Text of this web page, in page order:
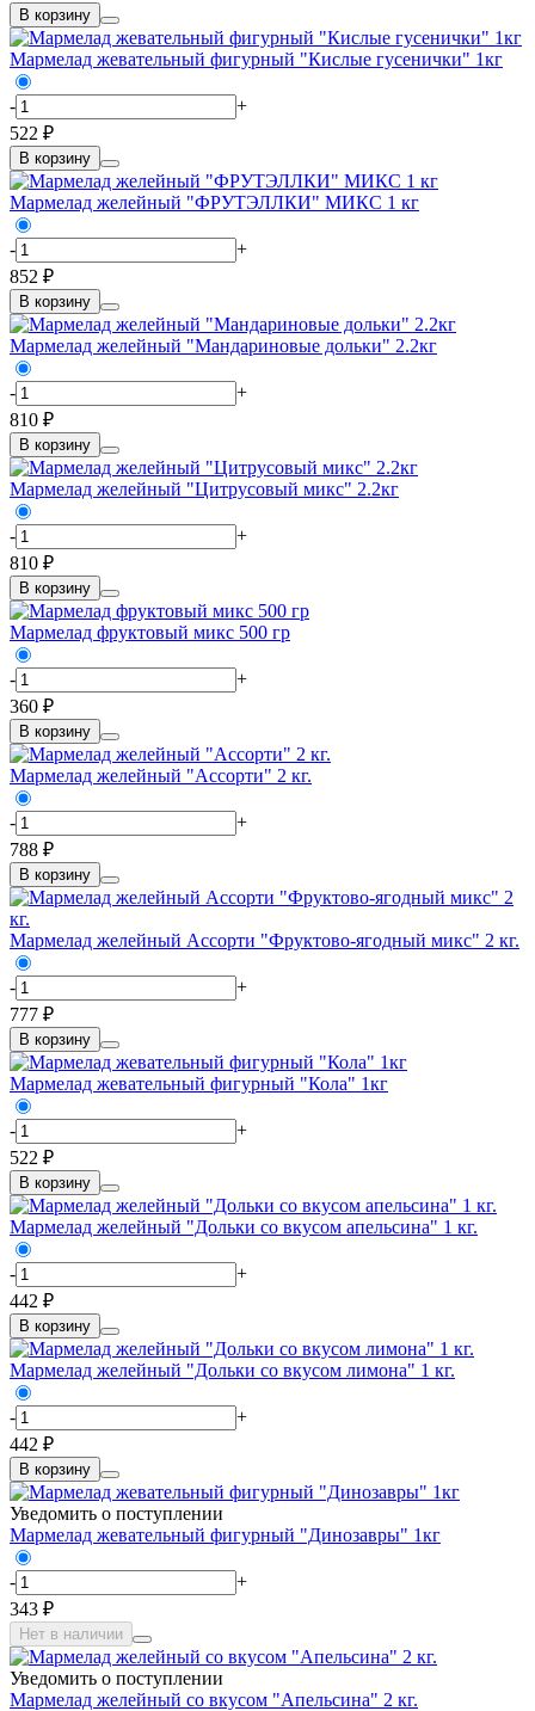
В корзину
Мармелад жевательный фигурный "Кислые гусенички" 1кг
-
+
522 ₽
В корзину
Мармелад желейный "ФРУТЭЛЛКИ" МИКС 1 кг
-
+
852 ₽
В корзину
Мармелад желейный "Мандариновые дольки" 2.2кг
-
+
810 ₽
В корзину
Мармелад желейный "Цитрусовый микс" 2.2кг
-
+
810 ₽
В корзину
Мармелад фруктовый микс 500 гр
-
+
360 ₽
В корзину
Мармелад желейный "Ассорти" 2 кг.
-
+
788 ₽
В корзину
Мармелад желейный Ассорти "Фруктово-ягодный микс" 2 кг.
-
+
777 ₽
В корзину
Мармелад жевательный фигурный "Кола" 1кг
-
+
522 ₽
В корзину
Мармелад желейный "Дольки со вкусом апельсина" 1 кг.
-
+
442 ₽
В корзину
Мармелад желейный "Дольки со вкусом лимона" 1 кг.
-
+
442 ₽
В корзину
Уведомить о поступлении
Мармелад жевательный фигурный "Динозавры" 1кг
-
+
343 ₽
Нет в наличии
Уведомить о поступлении
Мармелад желейный со вкусом "Апельсина" 2 кг.